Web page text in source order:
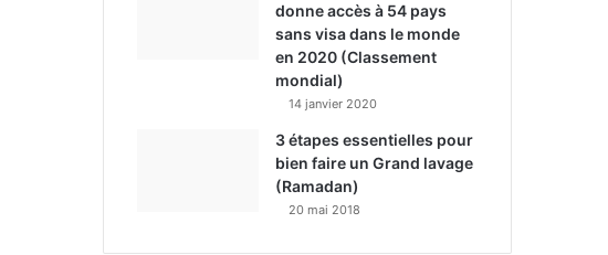
donne accès à 54 pays
sans visa dans le monde
en 2020 (Classement
mondial)
14 janvier 2020
3 étapes essentielles pour
bien faire un Grand lavage
(Ramadan)
20 mai 2018